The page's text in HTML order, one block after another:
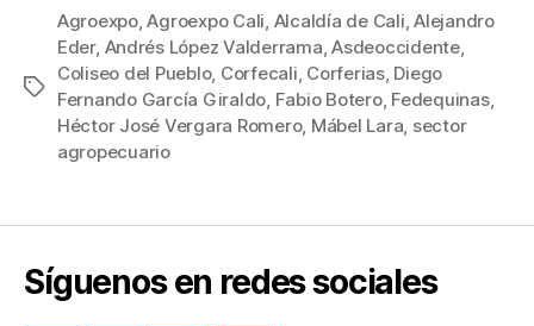
c
e
b
o
o
k
tt
er
ail er
e
st
m
p
ar
tir
Etiquetas
Agroexpo,Agroexpo Cali, Alcaldía de Cali,Alejandro
Eder, Andrés López Valderrama,Asdeoccidente,
Coliseo del Pueblo, Corfecali, Corferias, Diego
Fernando García Giraldo, Fabio Botero, Fedequinas,
Héctor José Vergara Romero, Mábel Lara, sector
agropecuario
Síguenos en redes sociales